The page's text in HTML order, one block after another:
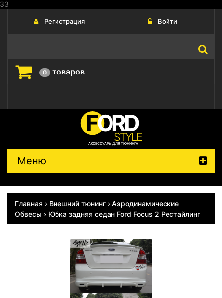
33
Регистрация Войти
0 товаров
FORD
STYLE
АКСЕССУАРЫ ДЛЯ ТЮНИНГА
Меню
Главная › Внешний тюнинг › Аэродинамические
Обвесы › Юбка задняя седан Ford Focus 2 Рестайлинг